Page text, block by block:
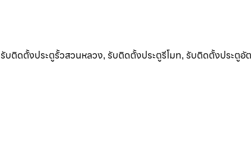
รับติดตั้งประตูรั้วสวนหลวง, รับติดตั้งประตูรีโมท, รับติดตั้งประตูอั